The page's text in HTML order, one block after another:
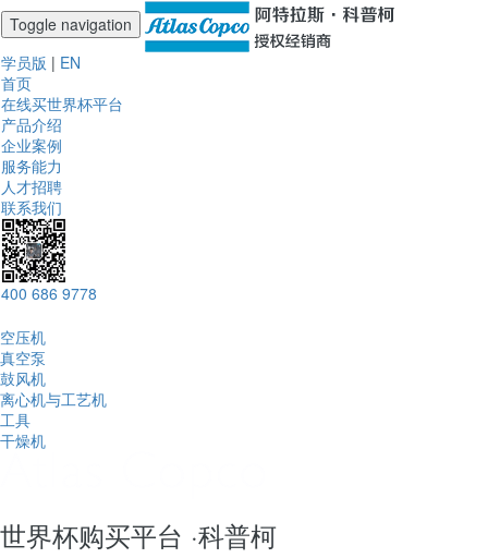
Toggle navigation
学员版 | EN
首页
在线买世界杯平台
产品介绍
企业案例
服务能力
人才招聘
联系我们
400 686 9778
空压机
真空泵
鼓风机
离心机与工艺机
工具
干燥机
世界杯购买平台 ·科普柯